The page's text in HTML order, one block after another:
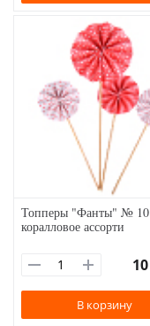
Топперы "Фанты" № 10
коралловое ассорти
10
В корзину